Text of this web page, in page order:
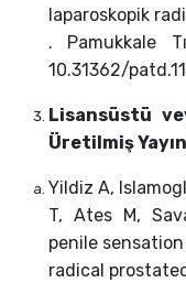
laparoskopik
. Pamukkale
10.31362/
Lisansüstü
Üretilmiş
Yildiz A,
T, Ates M,
penile
radical